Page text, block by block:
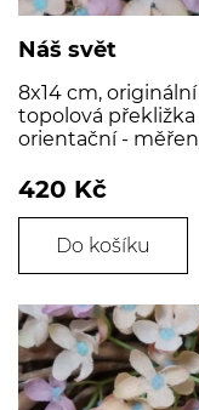
Náš svět
8x14 cm,
topolová překližka
orientační -
420 Kč
Do košíku